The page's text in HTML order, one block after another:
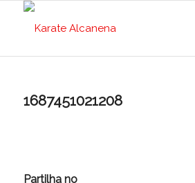
1687451021208
Partilha no